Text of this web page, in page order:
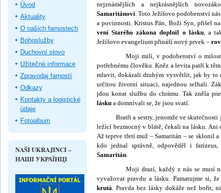
nejznámějších a nejkrásnějších
Samaritánovi. Toto Ježíšovo podobenství
a povinnosti. Kristus Pán, Boží Syn, přišel
vení Starého zákona doplnil o lásku, a
Ježíšovo evangelium přináší nový prvek –
Moji milí, v podobenství o
potřebnému člověku. Kněz a levita patří k
mluvit, dokázali druhým vysvětlit, jak by
určitou životní situaci, najednou selhali.
jdou konat službu do chrámu. Tak zněla
lásku a domnívali se, že jsou svatí.
Bratři a sestry, jenomže ve skutečnosti
ležící bezmocný v blátě, čekali na lásku.
Až teprve třetí muž – Samaritán – se sklonil
kdo jednal správně, odpověděl i
Samaritán.
Moji drazí, každý z nás se musí
vyvažovat pravdu a lásku. Pamatujme si,
krutá. Pravda bez lásky dokáže než bořit,
Úvod
Aktuality
O našich farnostech
Bohoslužby
Duchovní slovo
Užitečné informace
Zpravodaj farností
Odkazy
Kontakty a logistické
údaje
Fotoalbum
NAŠI UKRAJINCI –
НАШІ УКРАЇНЦІ